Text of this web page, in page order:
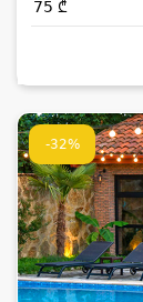
75 ₾
-32%